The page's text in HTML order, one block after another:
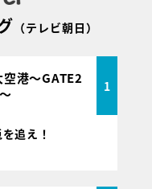
（テレビ朝日）
空港～GATE2
1
追え！